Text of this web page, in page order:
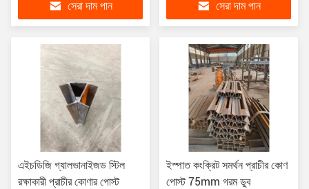
সেরা দাম পান সেরা দাম পান
এইচডিজি গ্যালভানাইজড স্টিল
রক্ষাকারী প্রাচীর কোণার পোস্ট
ইস্পাত কংক্রিট সমর্থন প্রাচীর কোণ
পোস্ট 75mm গরম ডুব